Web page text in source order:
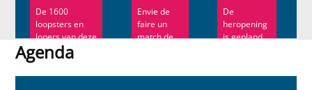
De 1600
loopsters en
lopers van deze
nieuwe editie
van de immer
popula...
Envie de
faire un
match de
de défier
De
heropening
is gepland
van 2022,
Agenda
Agenda